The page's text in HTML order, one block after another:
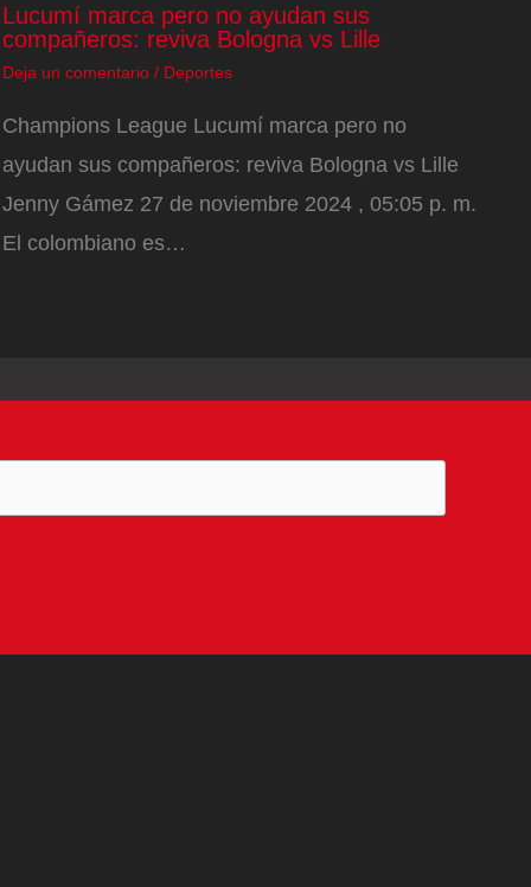
Lucumí marca pero no ayudan sus
compañeros: reviva Bologna vs Lille
Deja un comentario / Deportes
Champions League Lucumí marca pero no
ayudan sus compañeros: reviva Bologna vs Lille
Jenny Gámez 27 de noviembre 2024 , 05:05 p. m.
El colombiano es…